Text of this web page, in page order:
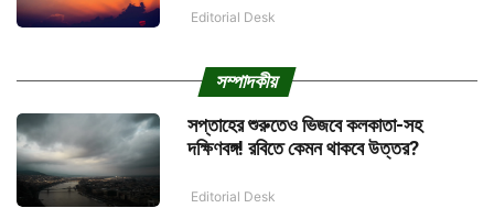
Editorial Desk
সম্পাদকীয়
সপ্তাহের শুরুতেও ভিজবে কলকাতা-সহ
দক্ষিণবঙ্গ! রবিতে কেমন থাকবে উত্তর?
Editorial Desk